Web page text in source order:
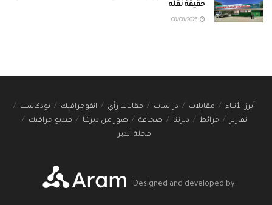
حقيقة نقله
أبرز الأنباء مقابلات دراسات مقالات رأي انفوجرافيك
بودكاست
تقارير
خرائط ديرتنا صحافة صور من ديرتنا
فيديو جرافيك
مجلة الدير
Designed and developed by